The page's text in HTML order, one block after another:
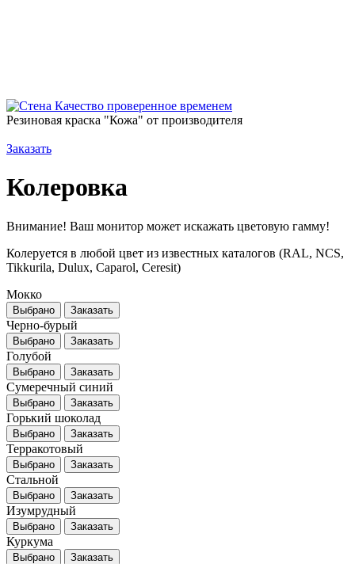
Качество проверенное временем
Резиновая краска "Кожа" от производителя
Заказать
Колеровка
Внимание! Ваш монитор может искажать цветовую гамму!
Колеруется в любой цвет из известных каталогов (RAL, NCS,
Tikkurila, Dulux, Caparol, Ceresit)
Мокко
Выбрано Заказать
Черно-бурый
Выбрано Заказать
Голубой
Выбрано Заказать
Сумеречный синий
Выбрано Заказать
Горький шоколад
Выбрано Заказать
Терракотовый
Выбрано Заказать
Стальной
Выбрано Заказать
Изумрудный
Выбрано Заказать
Куркума
Выбрано Заказать